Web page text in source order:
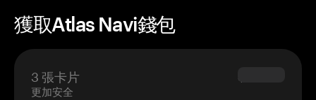
獲取Atlas Navi錢包
3 張卡片
更加安全
$69.90